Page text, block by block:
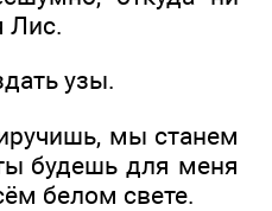
Лис.
узы.
мы станем
будешь для меня
белом свете.